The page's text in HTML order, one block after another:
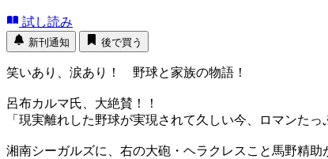
試し読み
新刊通知 後で買う
笑いあり、涙あり！ 野球と家族の物語！
呂布カルマ氏、大絶賛！！
「現実離れした野球が実現されて久しい今、ロマンた
湘南シーガルズに、右の大砲・ヘラクレスこと馬野精